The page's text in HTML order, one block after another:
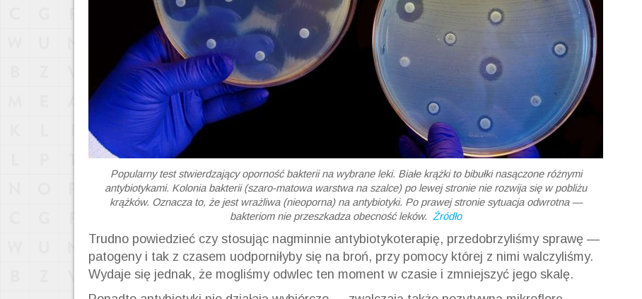
Popularny test stwierdzający oporność bakterii na wybrane leki. Białe krążki to bibułki nasączone różnymi
antybiotykami. Kolonia bakterii (szaro-matowa warstwa na szalce) po lewej stronie nie rozwija się w pobliżu
krążków. Oznacza to, że jest wrażliwa (nieoporna) na antybiotyki. Po prawej stronie sytuacja odwrotna —
bakteriom nie przeszkadza obecność leków. Źródło
Trudno powiedzieć czy stosując nagminnie antybiotykoterapię, przedobrzyliśmy sprawę —
patogeny i tak z czasem uodporniłyby się na broń, przy pomocy której z nimi walczyliśmy.
Wydaje się jednak, że mogliśmy odwlec ten moment w czasie i zmniejszyć jego skalę.